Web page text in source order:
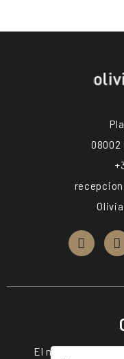
08002
El nostre equip